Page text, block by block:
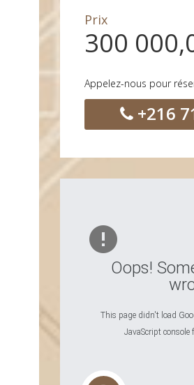
Prix
300
Appelez-nous pour
+216
Oops!
This page didn't load
JavaScript console